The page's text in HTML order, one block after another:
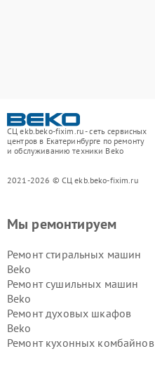
СЦ ekb.beko-fixim.ru - сеть сервисных
центров в Екатеринбурге по ремонту
и обслуживанию техники Beko
2021-2026 © СЦ ekb.beko-fixim.ru
Мы ремонтируем
Ремонт стиральных машин
Beko
Ремонт сушильных машин
Beko
Ремонт духовых шкафов
Beko
Ремонт кухонных комбайнов